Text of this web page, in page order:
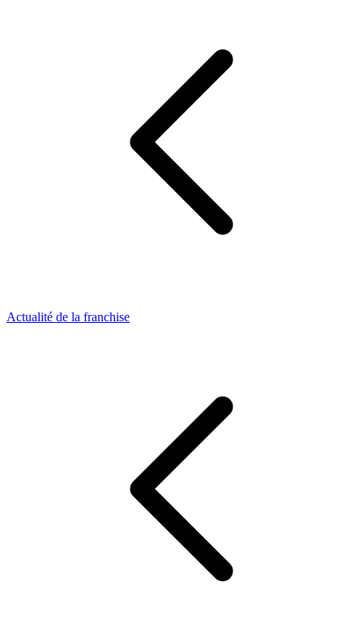
Actualité de la franchise